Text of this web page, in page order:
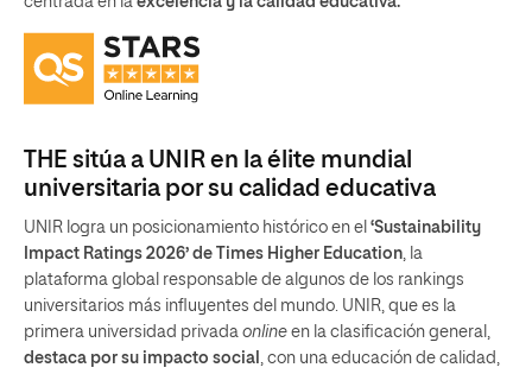
THE sitúa a UNIR en la élite mundial
universitaria por su calidad educativa
UNIR logra un posicionamiento histórico en el ‘Sustainability
Impact Ratings 2026’ de Times Higher Education , la
plataforma global responsable de algunos de los rankings
universitarios más influyentes del mundo. UNIR, que es la
primera universidad privada online en la clasificación general,
destaca por su impacto social
, con una educación de calidad,